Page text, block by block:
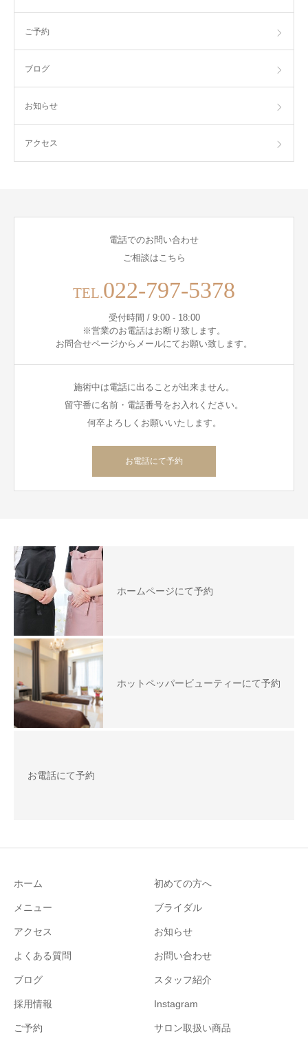
ご予約
ブログ
お知らせ
アクセス
電話でのお問い合わせ
ご相談はこちら
TEL.022-797-5378
受付時間 / 9:00 - 18:00
※営業のお電話はお断り致します。
お問合せページからメールにてお願い致します。
施術中は電話に出ることが出来ません。
留守番に名前・電話番号をお入れください。
何卒よろしくお願いいたします。
お電話にて予約
ホームページにて予約
ホットペッパービューティーにて予約
お電話にて予約
ホーム 初めての方へ
メニュー ブライダル
アクセス お知らせ
よくある質問 お問い合わせ
ブログ スタッフ紹介
採用情報 Instagram
ご予約 サロン取扱い商品